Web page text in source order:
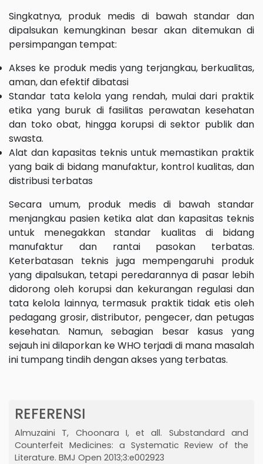
Singkatnya, produk medis di bawah standar dan
dipalsukan kemungkinan besar akan ditemukan di
persimpangan tempat:
Akses ke produk medis yang terjangkau, berkualitas,
aman, dan efektif dibatasi
Standar tata kelola yang rendah, mulai dari praktik
etika yang buruk di fasilitas perawatan kesehatan
dan toko obat, hingga korupsi di sektor publik dan
swasta.
Alat dan kapasitas teknis untuk memastikan praktik
yang baik di bidang manufaktur, kontrol kualitas, dan
distribusi terbatas
Secara umum, produk medis di bawah standar
menjangkau pasien ketika alat dan kapasitas teknis
untuk menegakkan standar kualitas di bidang
manufaktur dan rantai pasokan terbatas.
Keterbatasan teknis juga mempengaruhi produk
yang dipalsukan, tetapi peredarannya di pasar lebih
didorong oleh korupsi dan kekurangan regulasi dan
tata kelola lainnya, termasuk praktik tidak etis oleh
pedagang grosir, distributor, pengecer, dan petugas
kesehatan. Namun, sebagian besar kasus yang
sejauh ini dilaporkan ke WHO terjadi di mana masalah
ini tumpang tindih dengan akses yang terbatas.
REFERENSI
Almuzaini T, Choonara I, et all. Substandard and
Counterfeit Medicines: a Systematic Review of the
Literature. BMJ Open 2013;3:e002923